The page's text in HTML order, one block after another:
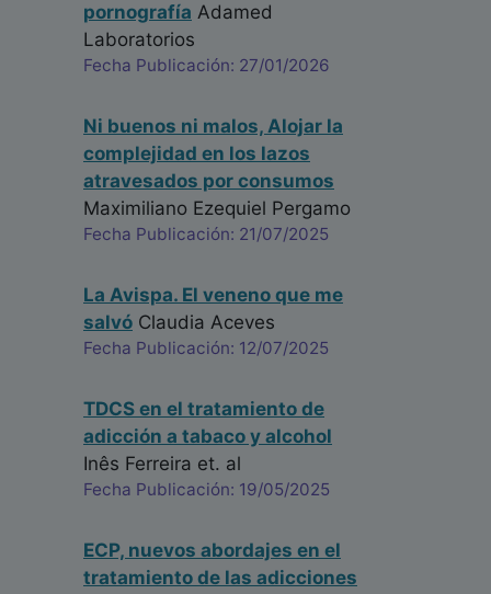
pornografía Adamed
Laboratorios
Fecha Publicación: 27/01/2026
Ni buenos ni malos, Alojar la
complejidad en los lazos
atravesados por consumos
Maximiliano Ezequiel Pergamo
Fecha Publicación: 21/07/2025
La Avispa. El veneno que me
salvó Claudia Aceves
Fecha Publicación: 12/07/2025
TDCS en el tratamiento de
adicción a tabaco y alcohol
Inês Ferreira et. al
Fecha Publicación: 19/05/2025
ECP, nuevos abordajes en el
tratamiento de las adicciones